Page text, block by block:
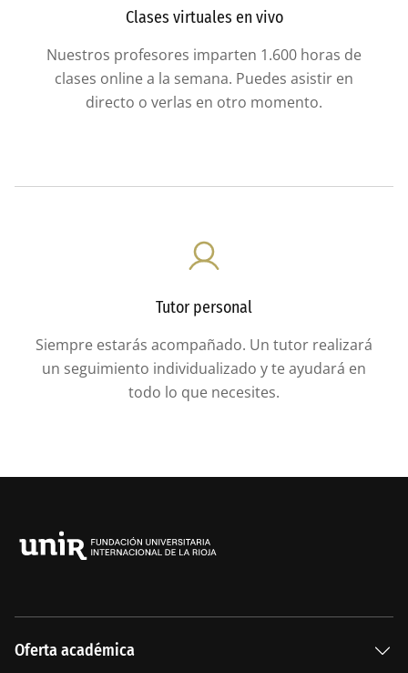
Clases virtuales en vivo
Nuestros profesores imparten 1.600 horas de
clases online a la semana. Puedes asistir en
directo o verlas en otro momento.
Tutor personal
Siempre estarás acompañado. Un tutor realizará
un seguimiento individualizado y te ayudará en
todo lo que necesites.
Oferta académica